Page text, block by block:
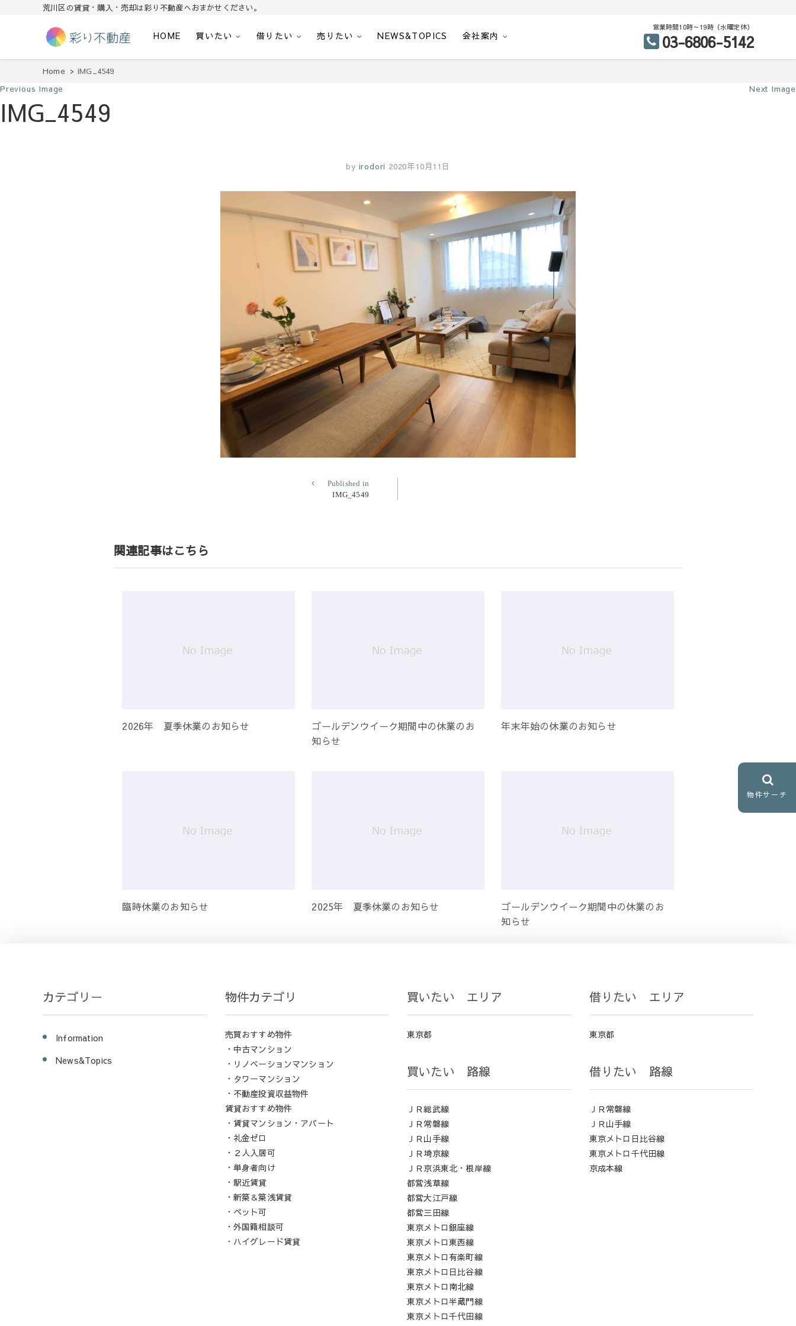
荒川区の賃貸・購入・売却は彩り不動産へおまかせください。
彩り不動産
HOME 買いたい 借りたい 売りたい NEWS&TOPICS 会社案内
営業時間10時～19時（水曜定休）
03-6806-5142
Home IMG_4549
Previous Image Next Image
IMG_4549
by irodori 2020年10月11日
ゲ
ー
シ
Published in
IMG_4549
関連記事はこちら
2026年 夏季休業のお知らせ
ゴールデンウイーク期間中の休業のお
知らせ
年末年始の休業のお知らせ
臨時休業のお知らせ 2025年 夏季休業のお知らせ
ゴールデンウイーク期間中の休業のお
知らせ
物件サーチ
カテゴリー
Information
News&Topics
物件カテゴリ
売買おすすめ物件
・中古マンション
・リノベーションマンション
・タワーマンション
・不動産投資収益物件
賃貸おすすめ物件
・賃貸マンション・アパート
・礼金ゼロ
・２人入居可
・単身者向け
・駅近賃貸
・新築＆築浅賃貸
・ペット可
・外国籍相談可
・ハイグレード賃貸
買いたい エリア
東京都
買いたい 路線
ＪＲ総武線
ＪＲ常磐線
ＪＲ山手線
ＪＲ埼京線
ＪＲ京浜東北・根岸線
都営浅草線
都営大江戸線
都営三田線
東京メトロ銀座線
東京メトロ東西線
東京メトロ有楽町線
東京メトロ日比谷線
東京メトロ南北線
東京メトロ半蔵門線
東京メトロ千代田線
借りたい エリア
東京都
借りたい 路線
ＪＲ常磐線
ＪＲ山手線
東京メトロ日比谷線
東京メトロ千代田線
京成本線